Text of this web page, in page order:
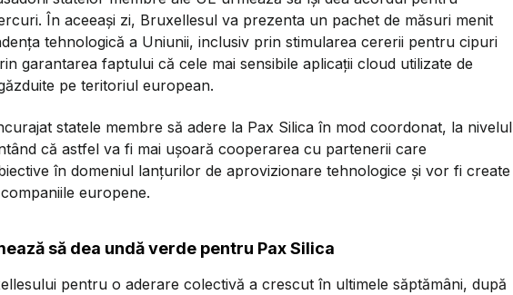
În aceeași zi, Bruxellesul va prezenta un pachet de măsuri menit
tehnologică a Uniunii, inclusiv prin stimularea cererii pentru cipuri
garantarea faptului că cele mai sensibile aplicații cloud utilizate de
pe teritoriul european.
statele membre să adere la Pax Silica în mod coordonat, la nivelul
că astfel va fi mai ușoară cooperarea cu partenerii care
în domeniul lanțurilor de aprovizionare tehnologice și vor fi create
europene.
să dea undă verde pentru Pax Silica
pentru o aderare colectivă a crescut în ultimele săptămâni, după